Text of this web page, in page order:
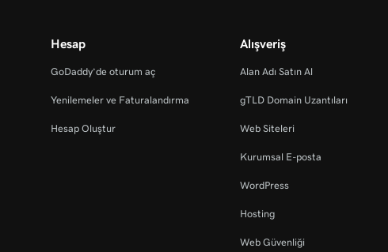
Hesap
GoDaddy’de oturum aç
Yenilemeler ve Faturalandırma
Hesap Oluştur
Alışveriş
Alan Adı Satın Al
gTLD Domain Uzantıları
Web Siteleri
Kurumsal E-posta
WordPress
Hosting
Web Güvenliği